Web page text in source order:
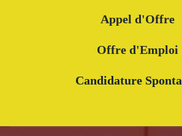
Appel d'Offre
Offre d'Emploi
Candidature